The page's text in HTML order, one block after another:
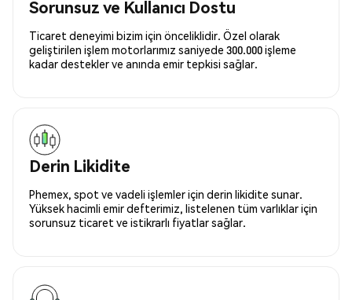
Sorunsuz ve Kullanıcı Dostu
Ticaret deneyimi bizim için önceliklidir. Özel olarak
geliştirilen işlem motorlarımız saniyede 300.000 işleme
kadar destekler ve anında emir tepkisi sağlar.
Derin Likidite
Phemex, spot ve vadeli işlemler için derin likidite sunar.
Yüksek hacimli emir defterimiz, listelenen tüm varlıklar için
sorunsuz ticaret ve istikrarlı fiyatlar sağlar.